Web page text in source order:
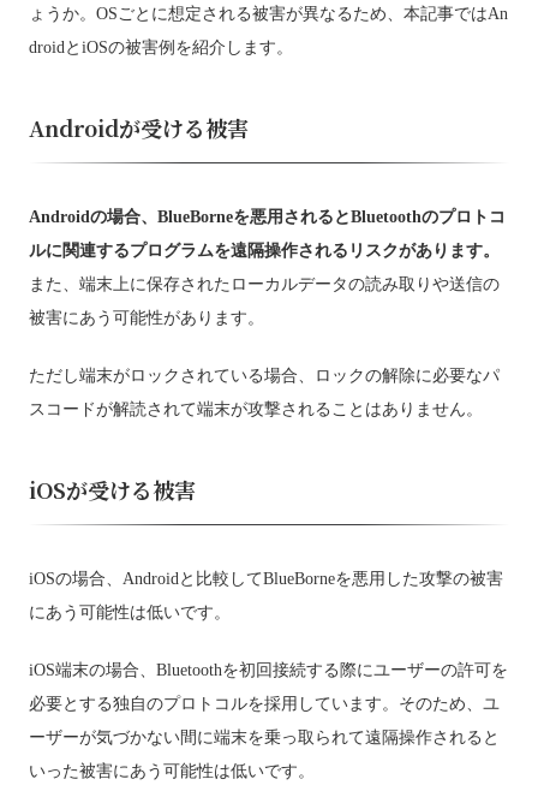
ょうか。OSごとに想定される被害が異なるため、本記事ではAn
droidとiOSの被害例を紹介します。
Androidが受ける被害
Androidの場合、BlueBorneを悪用されるとBluetoothのプロトコ
ルに関連するプログラムを遠隔操作されるリスクがあります。
また、端末上に保存されたローカルデータの読み取りや送信の
被害にあう可能性があります。
ただし端末がロックされている場合、ロックの解除に必要なパ
スコードが解読されて端末が攻撃されることはありません。
iOSが受ける被害
iOSの場合、Androidと比較してBlueBorneを悪用した攻撃の被害
にあう可能性は低いです。
iOS端末の場合、Bluetoothを初回接続する際にユーザーの許可を
必要とする独自のプロトコルを採用しています。そのため、ユ
ーザーが気づかない間に端末を乗っ取られて遠隔操作されると
いった被害にあう可能性は低いです。